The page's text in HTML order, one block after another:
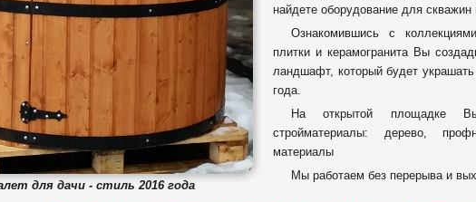
для дачи - стиль 2016 года
найдете оборудование для
Ознакомившись с
плитки и керамогранита Вы
ландшафт, который будет
года.
На открытой площадке
стройматериалы: дерево,
материалы
Мы работаем без перерыва и